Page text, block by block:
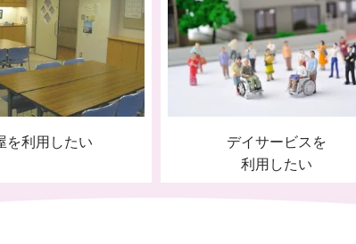
を利用したい
デイサービスを
利用したい